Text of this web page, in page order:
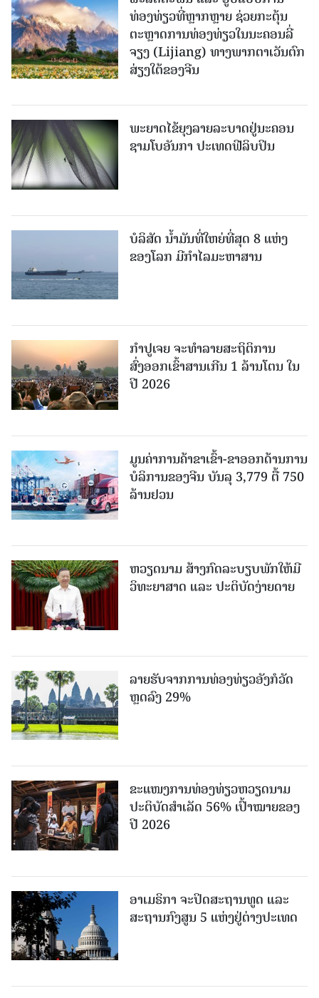
ທ່ອງທ່ຽວທີ່ຫຼາກຫຼາຍ ຊ່ວຍກະຕຸ້ນ
ຕະຫຼາດການທ່ອງທ່ຽວໃນນະຄອນລີ່
ຈຽງ (Lijiang) ທາງພາກຕາເວັນຕົກ
ສ່ຽງໃຕ້ຂອງຈີນ
ພະຍາດໄຂ້ຍຸງລາຍລະບາດຢູ່ນະຄອນ
ຊາມໂບ​ອັນກາ ປະເທດຟີລິບປິນ
ບໍລິສັດ ນ້ຳມັນທີ່ໃຫຍ່ທີ່ສຸດ 8 ແຫ່ງ
ຂອງໂລກ ມີກຳໄລມະຫາສານ
ກຳປູເຈຍ ຈະທຳລາຍສະຖິຕິການ
ສົ່ງອອກເຂົ້າສານເກີນ 1 ລ້ານໂຕນ ໃນ
ປີ 2026
ມູນຄ່າການຄ້າຂາເຂົ້າ-ຂາອອກດ້ານການ
ບໍລິການຂອງຈີນ ບັນລຸ 3,779 ຕື້ 750
ລ້ານຢວນ
ຫວຽດນາມ ສ້າງກົດລະບຽບພັກໃຫ້ມີ
ວິທະຍາສາດ ແລະ ປະຕິບັດງ່າຍດາຍ
ລາຍຮັບຈາກການທ່ອງທ່ຽວອັງກໍວັດ
ຫຼດລົງ 29%
ຂະ​ແໜງ​ການ​ທ່ອງ​ທ່ຽວຫວຽດນາມ ​
ປະ​ຕິ​ບັດ​ສຳ​ເລັດ 56% ເປົ້າ​ໝາຍຂອງ
ປີ 2026
ອາເມຣິກາ ຈະປິດສະຖານທູດ ແ​ລະ
ສະຖານກົງສູນ 5 ແຫ່ງ​ຢູ່​ຕ່າງ​ປະ​ເທດ